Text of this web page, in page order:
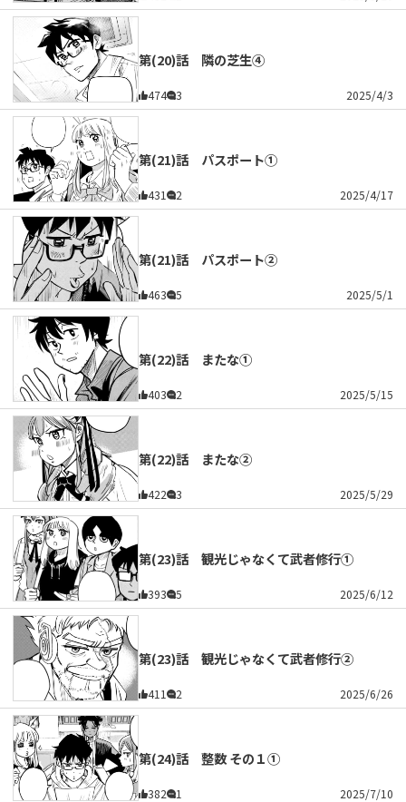
第(20)話 隣の芝生④
474 3 2025/4/3
第(21)話 パスポート①
431 2 2025/4/17
第(21)話 パスポート②
463 5 2025/5/1
第(22)話 またな①
403 2 2025/5/15
第(22)話 またな②
422 3 2025/5/29
第(23)話 観光じゃなくて武者修行①
393 5 2025/6/12
第(23)話 観光じゃなくて武者修行②
411 2 2025/6/26
第(24)話 整数 その１①
382 1 2025/7/10